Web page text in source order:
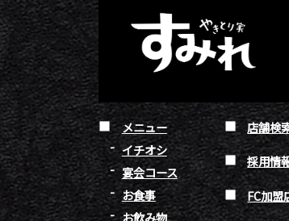
メニュー
イチオシ
宴会コース
お食事
お飲み物
店舗検
採用情
FC加盟